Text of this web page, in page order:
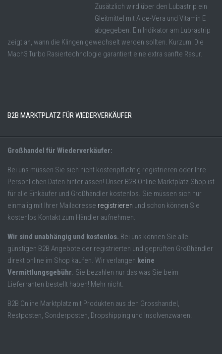
Zusätzlich wird über den Lubastrip ein
Gleitmittel mit Aloe-Vera und Vitamin E
abgegeben. Ein Indikator am Lubrastrip
zeigt an, wann die Klingen gewechselt werden sollten. Kurzum: Die
Mach3 Turbo Rasiertechnologie garantiert eine extra sanfte Rasur.
B2B MARKTPLATZ FÜR WIEDERVERKÄUFER
Großhandel für Wiederverkäufer:
Bei uns müssen Sie sich nicht kostenpflichtig registrieren oder Ihre
Persönlichen Daten hinterlassen! Unser B2B Online Marktplatz Shop ist
für alle Einkäufer und Großhändler kostenlos. Sie müssen sich nur
einmalig mit Ihrer Mailadresse registrieren und schon können Sie
kostenlos Kontakt zum Händler aufnehmen.
Wir sind unabhängig und kostenlos. Bei uns können Sie alle
günstigen B2B Angebote der registrierten und geprüften Großhändler
direkt online im Shop kaufen. Wir verlangen keine
Vermittlungsgebühr. Sie bezahlen nur das was Sie beim
Lieferranten bestellt haben! Mehr nicht.
B2B Online Marktplatz mit Produkten aus den Grosshandel,
Restposten, Sonderposten, Dropshipping und Insolvenzwaren.